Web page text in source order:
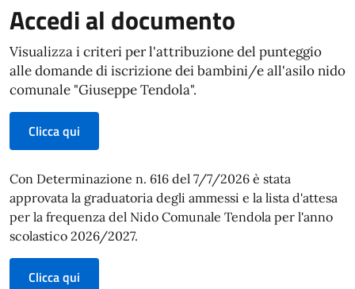
Accedi al documento
Visualizza i criteri per l'attribuzione del punteggio
alle domande di iscrizione dei bambini/e all'asilo nido
comunale "Giuseppe Tendola".
Clicca qui
Con Determinazione n. 616 del 7/7/2026 è stata
approvata la graduatoria degli ammessi e la lista d'attesa
per la frequenza del Nido Comunale Tendola per l'anno
scolastico 2026/2027.
Clicca qui